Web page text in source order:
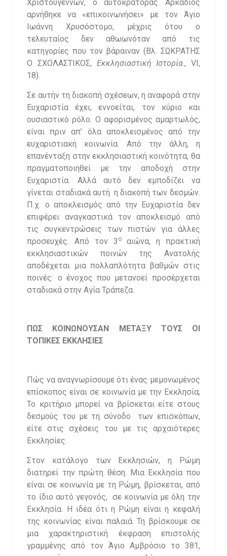
Χριστουγέννων, ο αυτοκράτορας Αρκάδιος
αρνήθηκε να «επικοινωνήσει» με τον Άγιο
Ιωάννη Χρυσόστομο, μέχρις ότου ο
τελευταίος δεν αθωωνόταν από τις
κατηγορίες που τον βάραιναν (Βλ. ΣΩΚΡΑΤΗΣ
Ο ΣΧΟΛΑΣΤΙΚΟΣ, Εκκλησιαστική Ιστορία., VI,
18).
Σε αυτήν τη διακοπή σχέσεων, η αναφορά στην
Ευχαριστία έχει, εννοείται, τον κύριο και
ουσιαστικό ρόλο. Ο αφορισμένος αμαρτωλός,
είναι πριν απ’ όλα αποκλεισμένος από την
ευχαριστιακή κοινωνία. Από την άλλη, η
επανένταξη στην εκκλησιαστική κοινότητα, θα
πραγματοποιηθεί με την αποδοχή στην
Ευχαριστία. Αλλά αυτό δεν εμποδίζει να
γίνεται σταδιακά αυτή η διακοπή των δεσμών.
Π.χ. ο αποκλεισμός από την Ευχαριστία δεν
επιφέρει αναγκαστικά τον αποκλεισμό από
τις συγκεντρώσεις των πιστών για άλλες
προσευχές. Από τον 3 οαιώνα, η πρακτική
εκκλησιαστικών ποινών της Ανατολής
αποδέχεται μια πολλαπλότητα βαθμών στις
ποινές: ο ένοχος που μετανοεί προσέρχεται
σταδιακά στην Αγία Τράπεζα.
ΠΩΣ ΚΟΙΝΩΝΟΥΣΑΝ ΜΕΤΑΞΥ ΤΟΥΣ ΟΙ
ΤΟΠΙΚΕΣ ΕΚΚΛΗΣΙΕΣ
Πώς να αναγνωρίσουμε ότι ένας μεμονωμένος
επίσκοπος είναι σε κοινωνία με την Εκκλησία;
Το κριτήριο μπορεί να βρίσκεται είτε στους
δεσμούς του με τη σύνοδο των επισκόπων,
είτε στις σχέσεις του με τις αρχαιότερες
Εκκλησίες.
Στον κατάλογο των Εκκλησιών, η Ρώμη
διατηρεί την πρώτη θέση. Μια Εκκλησία που
είναι σε κοινωνία με τη Ρώμη, βρίσκεται, από
το ίδιο αυτό γεγονός, σε κοινωνία με όλη την
Εκκλησία. Η ιδέα ότι η Ρώμη είναι η κεφαλή
της κοινωνίας είναι παλαιά. Τη βρίσκουμε σε
μια χαρακτηριστική έκφραση επιστολής
γραμμένης από τον Άγιο Αμβρόσιο το 381,